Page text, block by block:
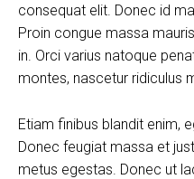
consequat elit. Donec id
Proin congue massa
in. Orci varius natoque
montes, nascetur ridiculus
Etiam finibus blandit enim,
Donec feugiat massa et
metus egestas. Donec ut